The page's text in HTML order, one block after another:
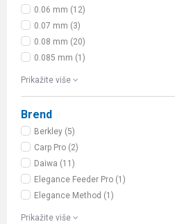
0.06 mm (12)
0.07 mm (3)
0.08 mm (20)
0.085 mm (1)
Prikažite više
Brend
Berkley (5)
Carp Pro (2)
Daiwa (11)
Elegance Feeder Pro (1)
Elegance Method (1)
Prikažite više